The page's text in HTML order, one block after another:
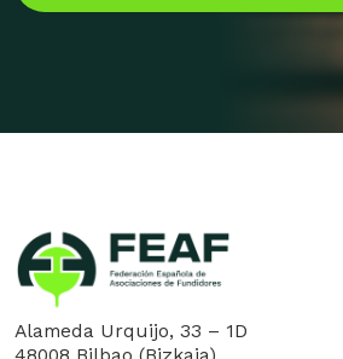
Alameda Urquijo, 33 – 1D